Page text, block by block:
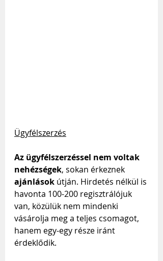
Ügyfélszerzés
Az ügyfélszerzéssel nem voltak
nehézségek, sokan érkeznek
ajánlások útján. Hirdetés nélkül is
havonta 100-200 regisztrálójuk
van, közülük nem mindenki
vásárolja meg a teljes csomagot,
hanem egy-egy része iránt
érdeklődik.